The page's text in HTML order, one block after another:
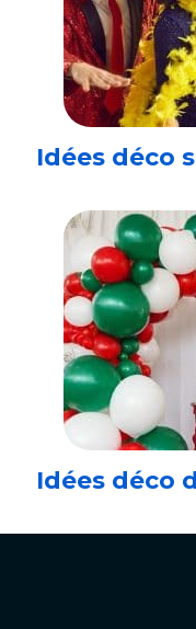
Idées déco
Idées déco